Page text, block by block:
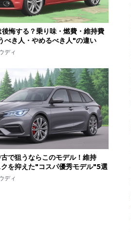
後悔する？乗り味・燃費・維持費
べき人・やめるべき人"の違い
ディ
で狙うならこのモデル！維持
を抑えた"コスパ優秀モデル"5選
ディ